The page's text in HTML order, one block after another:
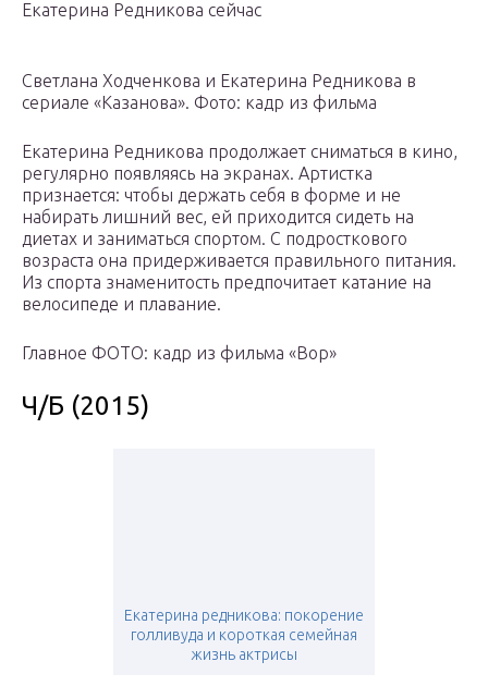
Екатерина Редникова сейчас
Светлана Ходченкова и Екатерина Редникова в
сериале «Казанова». Фото: кадр из фильма
Екатерина Редникова продолжает сниматься в кино,
регулярно появляясь на экранах. Артистка
признается: чтобы держать себя в форме и не
набирать лишний вес, ей приходится сидеть на
диетах и заниматься спортом. С подросткового
возраста она придерживается правильного питания.
Из спорта знаменитость предпочитает катание на
велосипеде и плавание.
Главное ФОТО: кадр из фильма «Вор»
Ч/Б (2015)
Екатерина редникова: покорение
голливуда и короткая семейная
жизнь актрисы